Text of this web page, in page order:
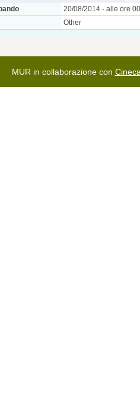
20/08/2014 - alle ore
Other
MUR in collaborazione con